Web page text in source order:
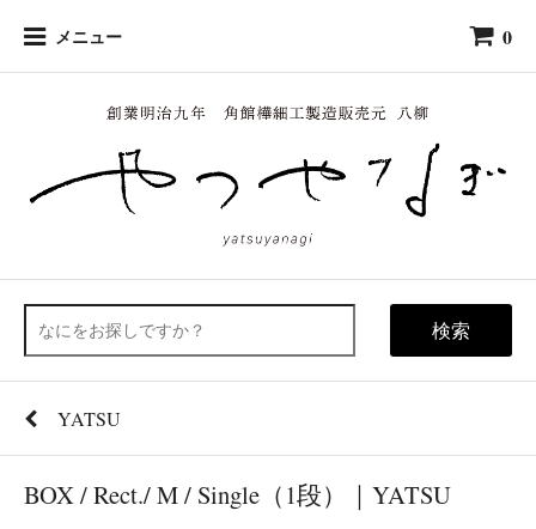
メニュー 0
検索
YATSU
BOX / Rect./ M / Single（1段）｜YATSU